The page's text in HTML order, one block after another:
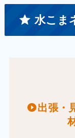
水こま
出張・